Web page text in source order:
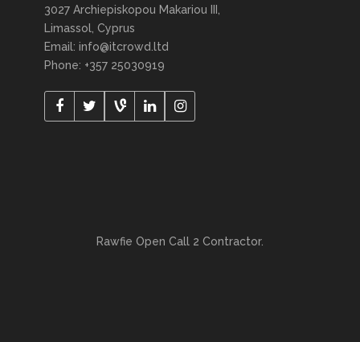
3027 Archiepiskopou Makariou III,
Limassol, Cyprus
Email: info@itcrowd.ltd
Phone: +357 25030919
Rawfie Open Call 2 Contractor.